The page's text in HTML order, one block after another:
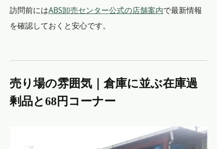
訪問前にはABS卸売センター公式の店舗案内で最新情報
を確認しておくと安心です。
売り場の雰囲気｜倉庫に並ぶ在庫過
剰品と68円コーナー